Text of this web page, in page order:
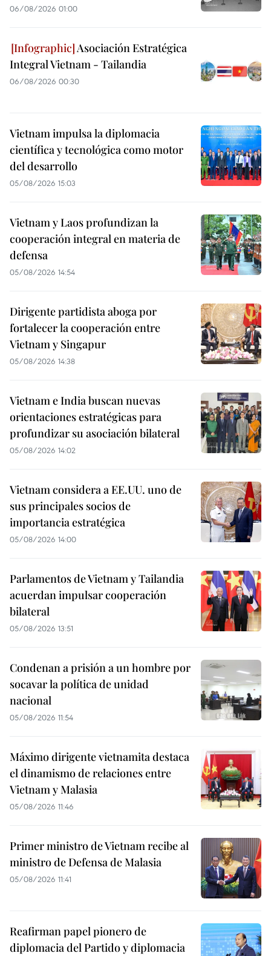
06/08/2026 01:00
Asociación Estratégica
Integral Vietnam - Tailandia
06/08/2026 00:30
Vietnam impulsa la diplomacia
científica y tecnológica como motor
del desarrollo
05/08/2026 15:03
Vietnam y Laos profundizan la
cooperación integral en materia de
defensa
05/08/2026 14:54
Dirigente partidista aboga por
fortalecer la cooperación entre
Vietnam y Singapur
05/08/2026 14:38
Vietnam e India buscan nuevas
orientaciones estratégicas para
profundizar su asociación bilateral
05/08/2026 14:02
Vietnam considera a EE.UU. uno de
sus principales socios de
importancia estratégica
05/08/2026 14:00
Parlamentos de Vietnam y Tailandia
acuerdan impulsar cooperación
bilateral
05/08/2026 13:51
Condenan a prisión a un hombre por
socavar la política de unidad
nacional
05/08/2026 11:54
Máximo dirigente vietnamita destaca
el dinamismo de relaciones entre
Vietnam y Malasia
05/08/2026 11:46
Primer ministro de Vietnam recibe al
ministro de Defensa de Malasia
05/08/2026 11:41
Reafirman papel pionero de
diplomacia del Partido y diplomacia